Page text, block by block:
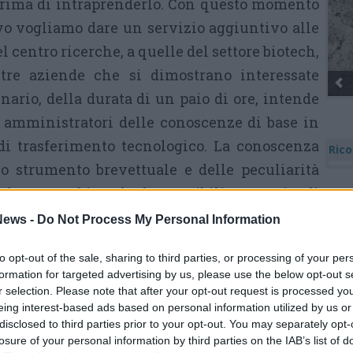
- Do Not Process My Personal Information
opt-out of the sale, sharing to third parties, or processing of your
for targeted advertising by us, please use the below opt-out
selection. Please note that after your opt-out request is processed
interest-based ads based on personal information utilized by us
to third parties prior to your opt-out. You may separately
of your personal information by third parties on the IAB’s list of
di intraprenderlo. Con questo momento
vogliamo dare un servizio aggiuntivo alle
centro ricerche, a quelle del settore biotech,
aziende che si dimostrano interessate
della durata di un paio di ore, intende
delle conoscenze di base in
trasferimento tecnologico. La conoscenza
strumento brevettuale e delle peculiarità
settore biotech, le possibili strategie di
licensing, technology transfer,
sono, infatti, un bagaglio essenziale per
economico per l’investimento in ricerca
di un centro di ricerca ed alla neonata
la costruzione e la valorizzazione del